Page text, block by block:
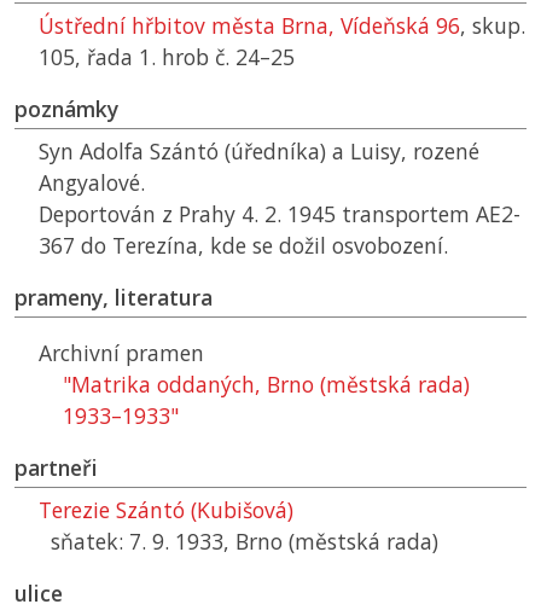
Ústřední hřbitov města Brna, Vídeňská 96, skup.
105, řada 1. hrob č. 24–25
poznámky
Syn Adolfa Szántó (úředníka) a Luisy, rozené
Angyalové.
Deportován z Prahy 4. 2. 1945 transportem AE2-
367 do Terezína, kde se dožil osvobození.
prameny, literatura
Archivní pramen
"Matrika oddaných, Brno (městská rada)
1933–1933"
partneři
Terezie Szántó (Kubišová)
sňatek: 7. 9. 1933, Brno (městská rada)
ulice